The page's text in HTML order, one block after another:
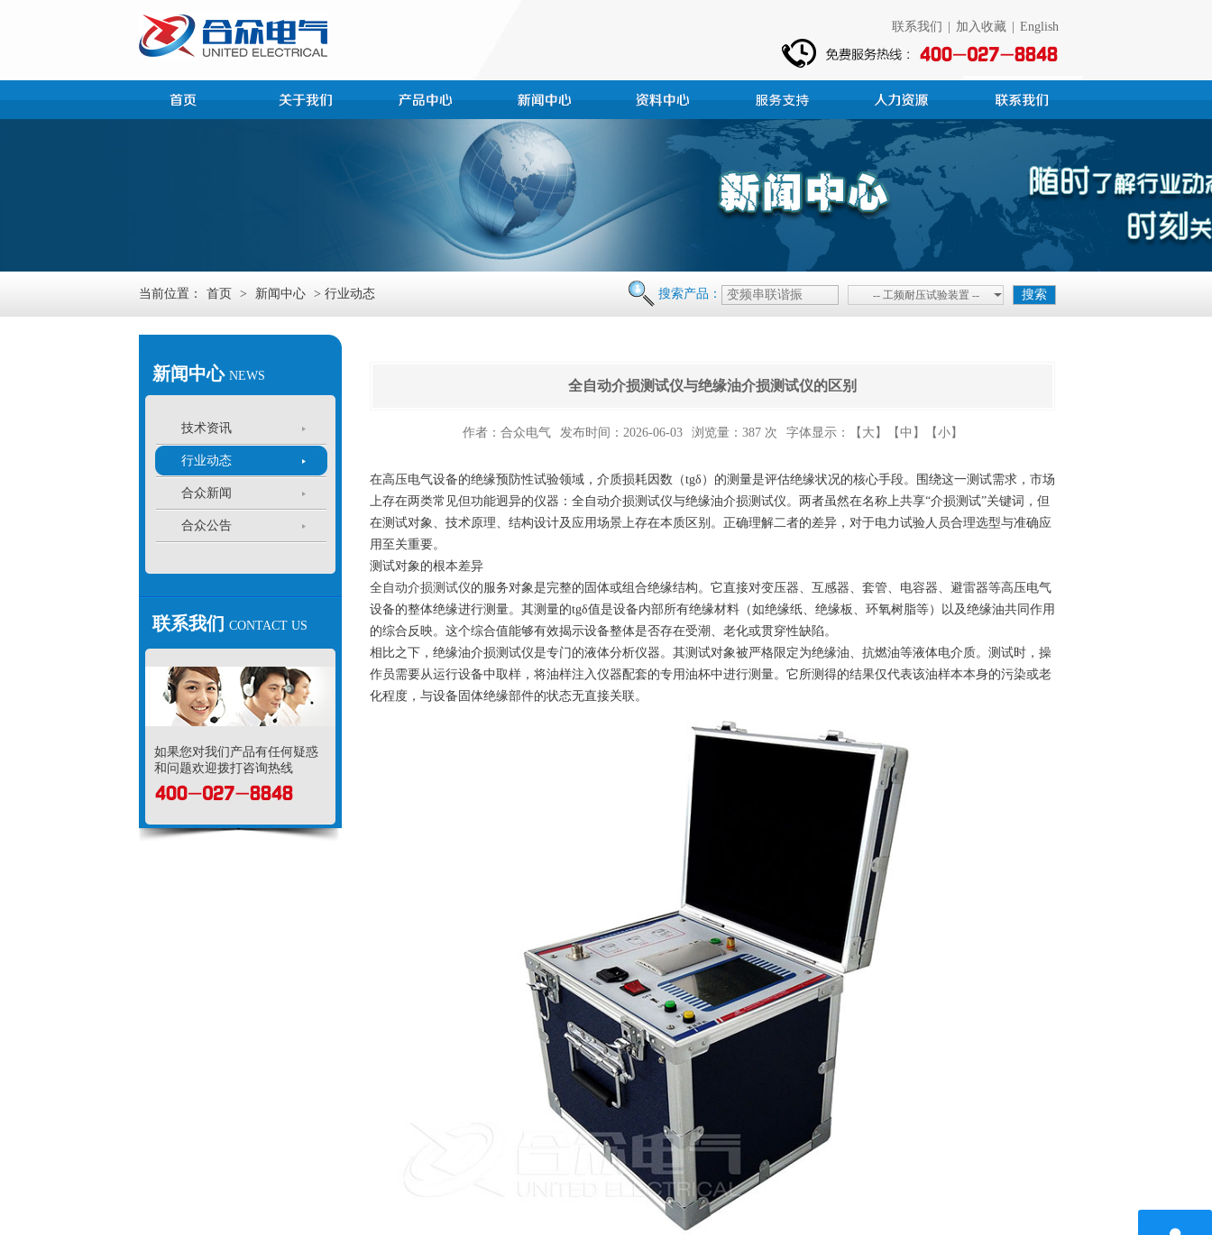
联系我们 加入收藏 English
当前位置： 首页 > 新闻中心 > 行业动态 搜索产品： -- 工频耐压试验装置 --
新闻中心 NEWS
技术资讯
行业动态
合众新闻
合众公告
联系我们 CONTACT US
如果您对我们产品有任何疑惑
和问题欢迎拨打咨询热线
全自动介损测试仪与绝缘油介损测试仪的区别
作者：合众电气 发布时间：2026-06-03 浏览量：387 次 字体显示： 【大】 【中】 【小】
在高压电气设备的绝缘预防性试验领域，介质损耗因数（tgδ）的测量是评估绝缘状况的核心手段。围绕这一测试需求，市场
上存在两类常见但功能迥异的仪器：全自动介损测试仪与绝缘油介损测试仪。两者虽然在名称上共享“介损测试”关键词，但
在测试对象、技术原理、结构设计及应用场景上存在本质区别。正确理解二者的差异，对于电力试验人员合理选型与准确应
用至关重要。
测试对象的根本差异
全自动介损测试仪的服务对象是完整的固体或组合绝缘结构。它直接对变压器、互感器、套管、电容器、避雷器等高压电气
设备的整体绝缘进行测量。其测量的tgδ值是设备内部所有绝缘材料（如绝缘纸、绝缘板、环氧树脂等）以及绝缘油共同作用
的综合反映。这个综合值能够有效揭示设备整体是否存在受潮、老化或贯穿性缺陷。
相比之下，绝缘油介损测试仪是专门的液体分析仪器。其测试对象被严格限定为绝缘油、抗燃油等液体电介质。测试时，操
作员需要从运行设备中取样，将油样注入仪器配套的专用油杯中进行测量。它所测得的结果仅代表该油样本本身的污染或老
化程度，与设备固体绝缘部件的状态无直接关联。